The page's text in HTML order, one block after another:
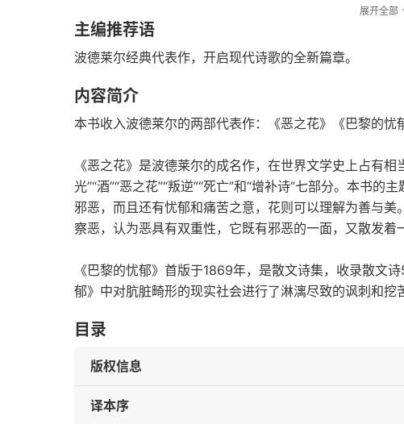
发行日期
展开全部
主编推荐语
波德莱尔经典代表作，开启现代诗歌的全新篇章。
内容简介
本书收入波德莱尔的两部代表作：《恶之花》《巴黎的忧
《恶之花》是波德莱尔的成名作，在世界文学史上占有
光”“酒”“恶之花”“叛逆”“死亡”和“增补诗”七部分。本书
邪恶，而且还有忧郁和痛苦之意，花则可以理解为善与
察恶，认为恶具有双重性，它既有邪恶的一面，又散发着
《巴黎的忧郁》首版于1869年，是散文诗集，收录散文
郁》中对肮脏畸形的现实社会进行了淋漓尽致的讽刺和挖
目录
版权信息
译本序